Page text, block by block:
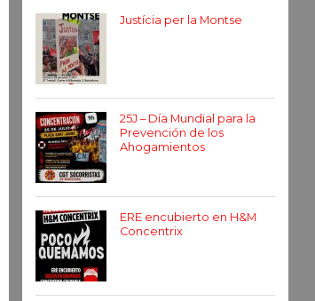
Justícia per la Montse
25J – Día Mundial para la
Prevención de los
Ahogamientos
ERE encubierto en H&M
Concentrix